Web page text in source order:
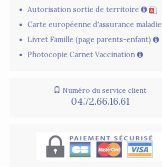
Autorisation sortie de territoire
Carte européenne d'assurance maladie
Livret Famille (page parents-enfant)
Photocopie Carnet Vaccination
Numéro du service client
04.72.66.16.61